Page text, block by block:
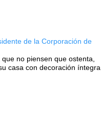
de la Corporación de
no piensen que ostenta,
casa con decoración íntegra